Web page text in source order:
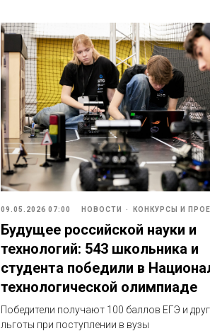
09.05.2026 07:00 НОВОСТИ КОНКУРСЫ И
Будущее российской науки и
технологий: 543 школьника и
студента победили в
технологической олимпиаде
Победители получают 100 баллов ЕГЭ и
льготы при поступлении в вузы